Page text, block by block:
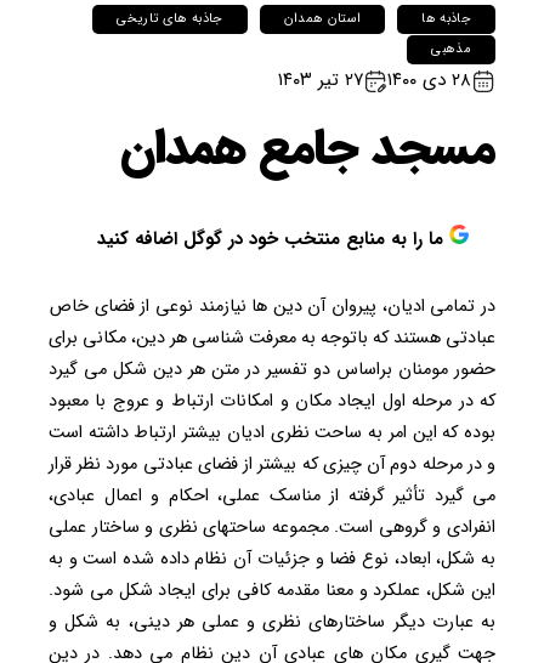
جاذبه ها استان همدان
جاذبه های تاریخی
مذهبی
۲۸ دی ۱۴۰۰ ۲۷ تیر ۱۴۰۳
مسجد جامع همدان
ما را به منابع منتخب خود در گوگل اضافه کنید
در تمامی ادیان، پیروان آن دین ها نیازمند نوعی از فضای خاص
عبادتی هستند که باتوجه به معرفت شناسی هر دین، مکانی برای
حضور مومنان براساس دو تفسیر در متن هر دین شکل می گیرد
که در مرحله اول ایجاد مکان و امکانات ارتباط و عروج با معبود
بوده که این امر به ساحت نظری ادیان بیشتر ارتباط داشته است
و در مرحله دوم آن چیزی که بیشتر از فضای عبادتی مورد نظر قرار
می گیرد تأثیر گرفته از مناسک عملی، احکام و اعمال عبادی،
انفرادی و گروهی است. مجموعه ساحتهای نظری و ساختار عملی
به شکل، ابعاد، نوع فضا و جزئیات آن نظام داده شده است و به
این شکل، عملکرد و معنا مقدمه کافی برای ایجاد شکل می شود.
به عبارت دیگر ساختارهای نظری و عملی هر دینی، به شکل و
جهت گیری مکان های عبادی آن دین نظام می دهد. در دین